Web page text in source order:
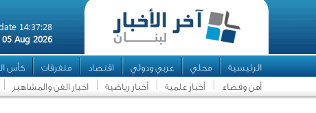
14:37:28
05 Aug 2026
الرئيسية محلي عربي ودولي اقتصاد متفرقات كأس
أمن وقضاء
أخبار علمية أخبار رياضية اخبار الفن والمشاهير